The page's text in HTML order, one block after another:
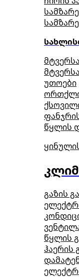
უთოები
წყლის
გაზის
წყლის
ჰაერის